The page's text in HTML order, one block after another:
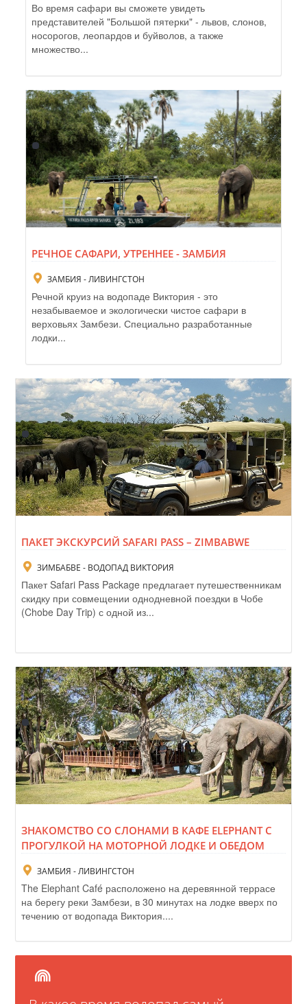
Во время сафари вы сможете увидеть
представителей "Большой пятерки" - львов, слонов,
носорогов, леопардов и буйволов, а также
множество...
РЕЧНОЕ САФАРИ, УТРЕННЕЕ - ЗАМБИЯ
ЗАМБИЯ - ЛИВИНГСТОН
Речной круиз на водопаде Виктория - это
незабываемое и экологически чистое сафари в
верховьях Замбези. Специально разработанные
лодки...
ПАКЕТ ЭКСКУРСИЙ SAFARI PASS – ZIMBABWE
ЗИМБАБВЕ - ВОДОПАД ВИКТОРИЯ
Пакет Safari Pass Package предлагает путешественникам
скидку при совмещении однодневной поездки в Чобе
(Chobe Day Trip) с одной из...
ЗНАКОМСТВО СО СЛОНАМИ В КАФЕ ELEPHANT С
ПРОГУЛКОЙ НА МОТОРНОЙ ЛОДКЕ И ОБЕДОМ
ЗАМБИЯ - ЛИВИНГСТОН
The Elephant Café расположено на деревянной террасе
на берегу реки Замбези, в 30 минутах на лодке вверх по
течению от водопада Виктория....